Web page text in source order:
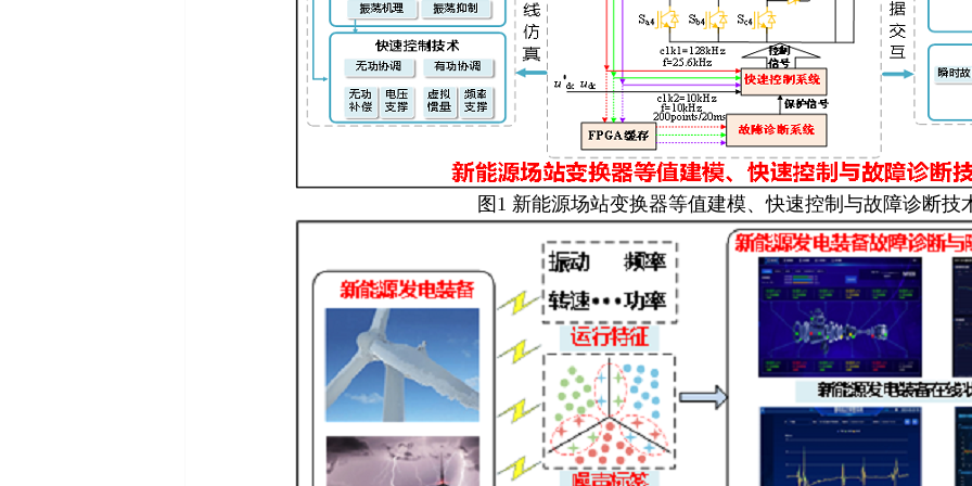
图1 新能源场站变换器等值建模、快速控制与故障诊断技